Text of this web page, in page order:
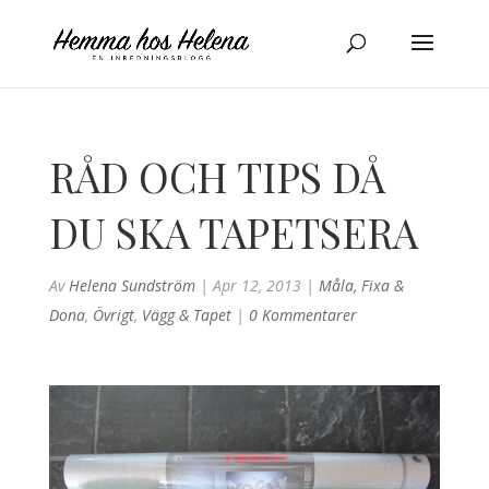
RÅD OCH TIPS DÅ
DU SKA TAPETSERA
AvHelena Sundström|Apr 12, 2013| Måla, Fixa &
Dona, Övrigt, Vägg & Tapet| 0 Kommentarer